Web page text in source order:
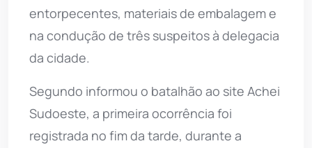
entorpecentes, materiais de embalagem e
na condução de três suspeitos à delegacia
da cidade.
Segundo informou o batalhão ao site Achei
Sudoeste, a primeira ocorrência foi
registrada no fim da tarde, durante a